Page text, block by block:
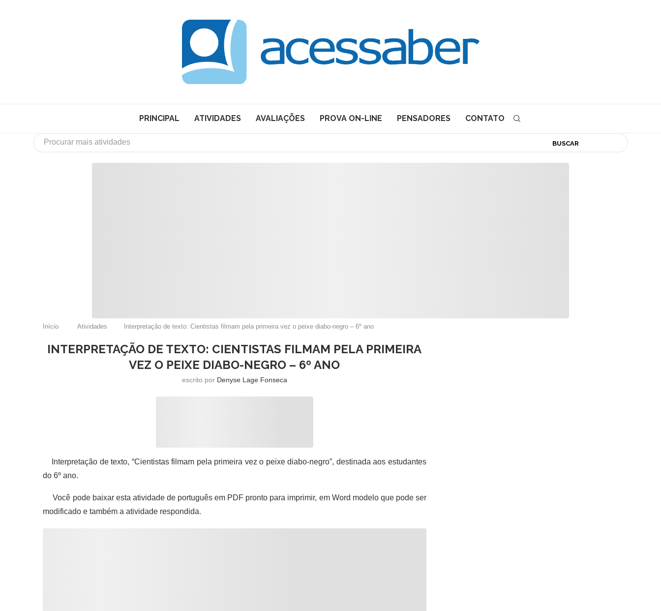
PRINCIPAL ATIVIDADES AVALIAÇÕES PROVA ON-LINE PENSADORES CONTATO
BUSCAR
Início Atividades Interpretação de texto: Cientistas filmam pela primeira vez o peixe diabo-negro – 6º ano
INTERPRETAÇÃO DE TEXTO: CIENTISTAS FILMAM PELA PRIMEIRA
VEZ O PEIXE DIABO-NEGRO – 6º ANO
escrito por Denyse Lage Fonseca
Interpretação de texto, “Cientistas filmam pela primeira vez o peixe diabo-negro”, destinada aos estudantes
do 6º ano.
Você pode baixar esta atividade de português em PDF pronto para imprimir, em Word modelo que pode ser
modificado e também a atividade respondida.